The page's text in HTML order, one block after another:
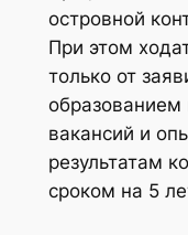
островной
При этом
только от
образованием
вакансий и
результатам
сроком на 5